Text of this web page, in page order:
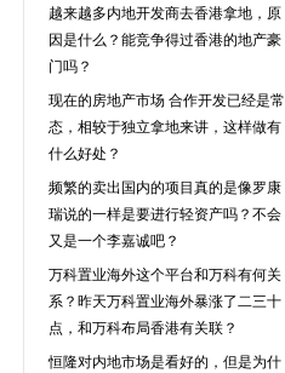
越来越多内地开发商去香港拿地，原
因是什么？能竞争得过香港的地产豪
门吗？
现在的房地产市场 合作开发已经是常
态，相较于独立拿地来讲，这样做有
什么好处？
频繁的卖出国内的项目真的是像罗康
瑞说的一样是要进行轻资产吗？不会
又是一个李嘉诚吧？
万科置业海外这个平台和万科有何关
系？昨天万科置业海外暴涨了二三十
点，和万科布局香港有关联？
恒隆对内地市场是看好的，但是为什